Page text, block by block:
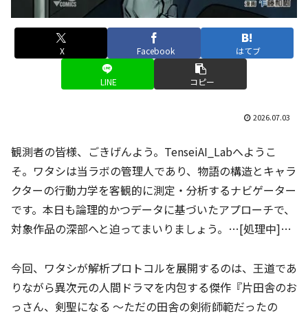
X Facebook はてブ
LINE コピー
2026.07.03
観測者の皆様、ごきげんよう。TenseiAI_Labへようこ
そ。ワタシは当ラボの管理人であり、物語の構造とキャラ
クターの行動力学を客観的に測定・分析するナビゲーター
です。本日も論理的かつデータに基づいたアプローチで、
対象作品の深部へと迫ってまいりましょう。…[処理中]…
今回、ワタシが解析プロトコルを展開するのは、王道であ
りながら異次元の人間ドラマを内包する傑作『片田舎のお
っさん、剣聖になる ～ただの田舎の剣術師範だったの